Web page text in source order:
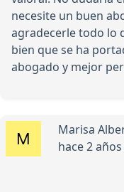
necesite un buen
agradecerle todo lo
bien que se ha
abogado y mejor
Marisa
hace 2 años